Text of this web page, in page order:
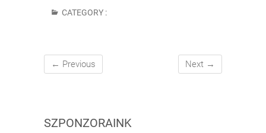
CATEGORY :
← Previous Next →
SZPONZORAINK